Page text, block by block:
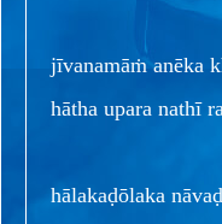
jīvanamāṁ anēka
hātha upara nathī
hālakaḍōlaka